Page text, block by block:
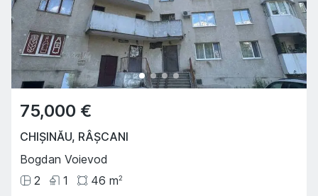
75,000 €
CHIȘINĂU, RÂȘCANI
Bogdan Voievod
2
1 46 m2